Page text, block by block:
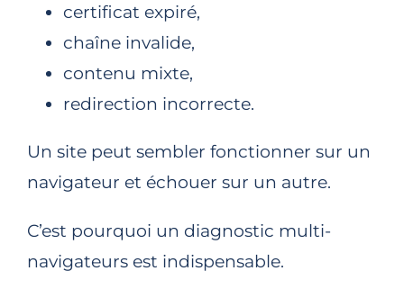
certificat expiré,
chaîne invalide,
contenu mixte,
redirection incorrecte.
Un site peut sembler fonctionner sur un
navigateur et échouer sur un autre.
C’est pourquoi un diagnostic multi-
navigateurs est indispensable.